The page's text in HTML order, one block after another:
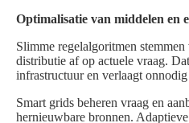
Optimalisatie van middelen en
Slimme regelalgoritmen
distributie af op actuele vraag.
infrastructuur en verlaagt
Smart grids beheren vraag en
hernieuwbare bronnen.